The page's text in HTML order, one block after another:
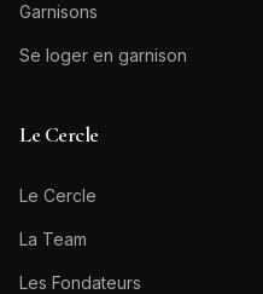
Garnisons
Se loger en garnison
Le Cercle
Le Cercle
La Team
Les Fondateurs